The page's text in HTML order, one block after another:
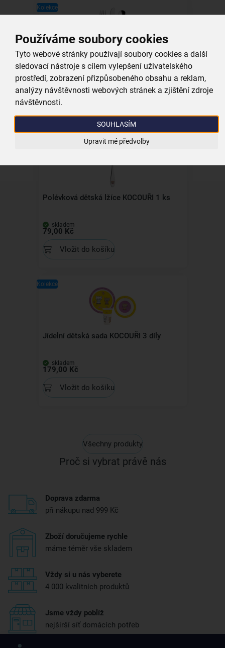
Používáme soubory cookies
Tyto webové stránky používají soubory cookies a další
sledovací nástroje s cílem vylepšení uživatelského
prostředí, zobrazení přizpůsobeného obsahu a reklam,
analýzy návštěvnosti webových stránek a zjištění zdroje
návštěvnosti.
SOUHLASÍM
Upravit mé předvolby
Kolekce
Jídelní dětský příbor KOCOUŘI 3 díly
skladem
229,00 Kč
Polévková dětská lžíce KOCOUŘI 1 ks
skladem
79,00 Kč
Vložit do košíku
Kolekce
Jídelní dětská sada KOCOUŘI 3 díly
skladem
179,00 Kč
Vložit do košíku
Všechny produkty
Proč si vybrat právě nás
Doprava zdarma
při nákupu nad 999 Kč
Zboží doručujeme rychle
máme téměr vše skladem
Vždy si u nás vyberete
4 000 kvalitních produktů
Jsme vždy poblíž
nejširší síť domácích potřeb
Získejte rady, recepty a tipy na slevy dřív než